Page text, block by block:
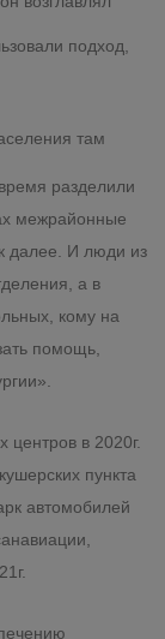
подход,
там
разделили
межрайонные
далее. И люди из
а в
кому на
помощь,
в 2020г.
пункта
автомобилей